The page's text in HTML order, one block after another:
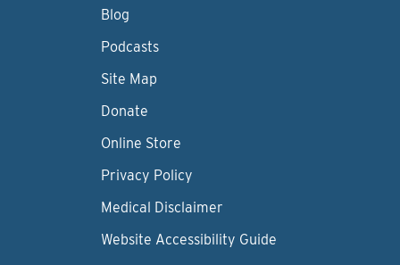
Blog
Podcasts
Site Map
Donate
Online Store
Privacy Policy
Medical Disclaimer
Website Accessibility Guide